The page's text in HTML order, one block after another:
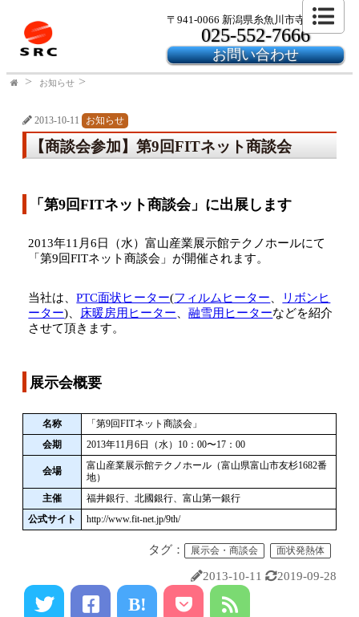
〒941-0066 新潟県糸魚川市寺島2-24-6
025-552-7666
お問い合わせ
お知らせ
2013-10-11 お知らせ
【商談会参加】第9回FITネット商談会
「第9回FITネット商談会」に出展します
2013年11月6日（水）富山産業展示館テクノホールにて
「第9回FITネット商談会」が開催されます。
当社は、PTC面状ヒーター(フィルムヒーター
リボンヒ
ーター)、 床暖房用ヒーター 、融雪用ヒーターなどを紹介
させて頂きます。
展示会概要
名称
「第9回FITネット商談会」
会期
2013年11月6日（水）10：00〜17：00
会場
富山産業展示館テクノホール（富山県富山市友杉1682番
地）
主催
福井銀行、北國銀行、富山第一銀行
公式サイト
http://www.fit-net.jp/9th/
タグ： 展示会・商談会 面状発熱体
2013-10-11 2019-09-28
B!